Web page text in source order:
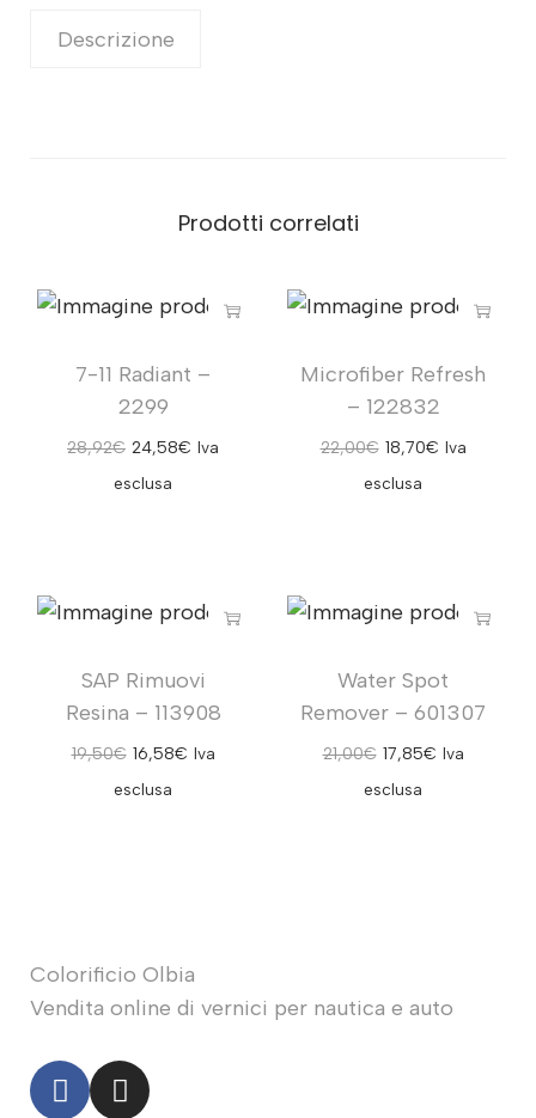
Descrizione
Prodotti correlati
7-11 Radiant –
2299
28,92€ 24,58€ Iva
esclusa
Microfiber Refresh
– 122832
22,00€ 18,70€ Iva
esclusa
SAP Rimuovi
Resina – 113908
19,50€ 16,58€ Iva
esclusa
Water Spot
Remover – 601307
21,00€ 17,85€ Iva
esclusa
Colorificio Olbia
Vendita online di vernici per nautica e auto